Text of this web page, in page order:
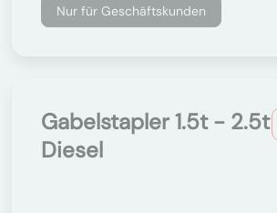
Nur für Geschäftskunden
Gabelstapler 1.5t - 2.5t
Diesel